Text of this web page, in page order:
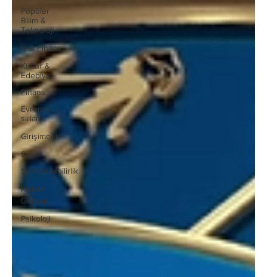
Popüler
Bilim &
Teknoloji
İş & Finans
Kültür &
Edebiyat
Finans
Evrenin
sırları
Girişimcilik
Sanat
Sürdürülebilirlik
Kişisel
Gelişim
Psikoloji